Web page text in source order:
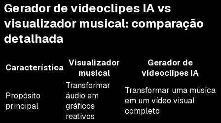
Gerador de videoclipes IA vs
visualizador musical: comparação
detalhada
Característica Visualizador
musical
Gerador de
videoclipes IA
Propósito
principal
Transformar
áudio em
gráficos
reativos
Transformar uma música
em um vídeo visual
completo